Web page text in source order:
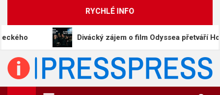
RYCHLÉ INFO
Divácký zájem o film Odyssea přetváří Homéra na
PressPress.cz
Vaše zprávy v souvislostech